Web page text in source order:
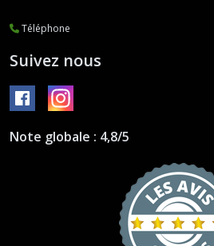
Téléphone
Suivez nous
Note globale : 4,8/5